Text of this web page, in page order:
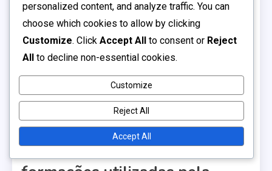
do meio-campo e pode adaptar-se a situações
defensivas e ofensivas. No entanto, exige laterais
fortes que possam cobrir grandes áreas do campo.
flexibilidade no estilode jogo
Desvantagens:Dependência dos laterais, risco
de ser superado na defesa.
Desempenho histórico das
personalized content, and analyze traffic. You can
choose which cookies to allow by clicking
Customize. Click Accept All to consent or Reject
All to decline non-essential cookies.
Customize
Reject All
Accept All